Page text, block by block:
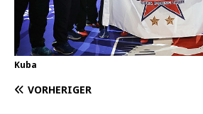
Kuba
VORHERIGER